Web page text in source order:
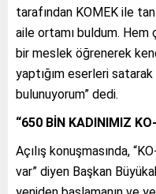
tarafından KOMEK ile
aile ortamı buldum.
bir meslek öğrenerek
yaptığım eserleri
bulunuyorum” dedi.
“650 BİN KADINIMIZ
Açılış konuşmasında,
var” diyen Başkan